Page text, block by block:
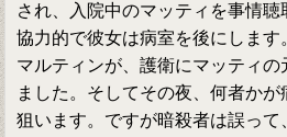
され、入院中のマッティを事情
協力的で彼女は病室を後にしま
マルティンが、護衛にマッティ
ました。そしてその夜、何者か
狙います。ですが暗殺者は誤って